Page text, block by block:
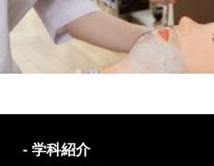
- 学科紹介